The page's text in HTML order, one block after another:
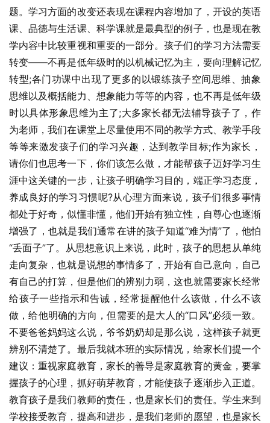
题。学习方面的改变还表现在课程内容增加了，开设的英语
课、品德与生活课、科学课就是最典型的例子，也是现在教
学内容中比较重视和重要的一部分。孩子们的学习方法需要
转变——不再是低年级时的以机械记忆为主，要向理解记忆
转型;各门功课中出现了更多的以锻练孩子空间思维、抽象
思维以及概括能力、想象能力等等的内容，也不再是低年级
时以具体形象思维为主了;大多家长都无法辅导孩子了，作
为老师，我们在课堂上尽量使用不同的教学方式、教学手段
等等来激发孩子们的学习兴趣，达到教学目标;作为家长，
请你们也思考一下，你们该怎么做，才能帮孩子迈好学习生
涯中这关键的一步，让孩子明确学习目的，端正学习态度，
养成良好的学习习惯呢?从心理方面来说，孩子们很多事情
都处于好奇，似懂非懂，他们开始有独立性，自尊心也逐渐
增强了，也就是我们通常在讲的孩子知道“难为情”了，他怕
“丢面子”了。从思想意识上来说，此时，孩子的思想从单纯
走向复杂，也就是说想的事情多了，开始有自己意向，自己
有自己的打算，但是他们的辨别力弱，这也就需要家长经常
给孩子一些指示和告诫，经常提醒他什么该做，什么不该
做，给他明确的方向，但需要的是大人的“口风”必须一致。
不要爸爸妈妈这么说，爷爷奶奶却是那么说，这样孩子就更
辨别不清楚了。最后我就本班的实际情况，给家长们提一个
建议：重视家庭教育，家长的善导是家庭教育的黄金，要掌
握孩子的心理，抓好萌芽教育，才能使孩子逐渐步入正道。
教育孩子是我们教师的责任，也是家长们的责任。学生来到
学校接受教育，提高和进步，是我们老师的愿望，也是家长